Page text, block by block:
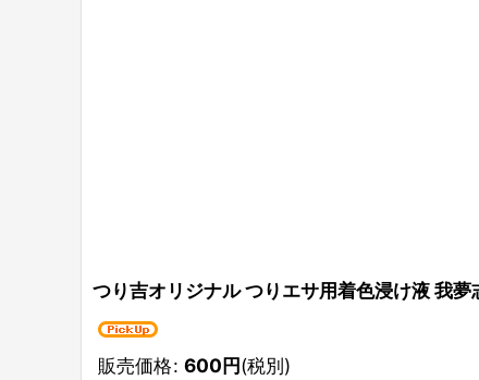
つり吉オリジナル つりエサ用着色浸け液 我夢
販売価格: 600円(税別)